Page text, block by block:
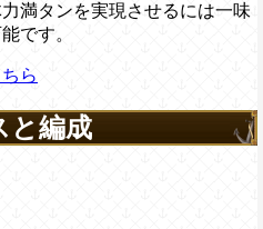
満タンを実現させるには一味
です。
ら
と編成